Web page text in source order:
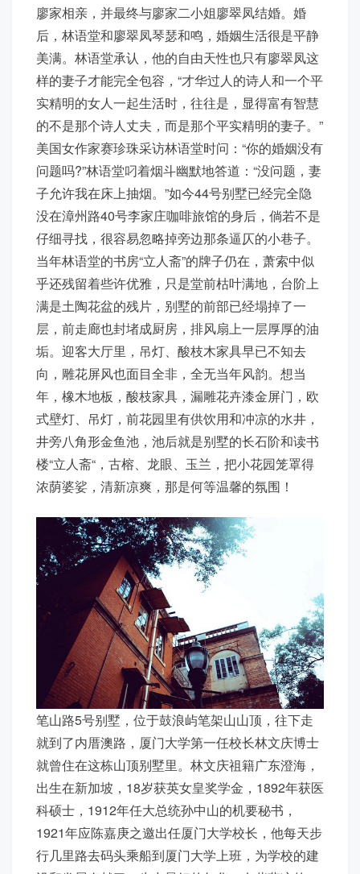
廖家相亲，并最终与廖家二小姐廖翠凤结婚。婚
后，林语堂和廖翠凤琴瑟和鸣，婚姻生活很是平静
美满。林语堂承认，他的自由天性也只有廖翠凤这
样的妻子才能完全包容，“才华过人的诗人和一个平
实精明的女人一起生活时，往往是，显得富有智慧
的不是那个诗人丈夫，而是那个平实精明的妻子。”
美国女作家赛珍珠采访林语堂时问：“你的婚姻没有
问题吗?”林语堂叼着烟斗幽默地答道：“没问题，妻
子允许我在床上抽烟。”如今44号别墅已经完全隐
没在漳州路40号李家庄咖啡旅馆的身后，倘若不是
仔细寻找，很容易忽略掉旁边那条逼仄的小巷子。
当年林语堂的书房“立人斋”的牌子仍在，萧索中似
乎还残留着些许优雅，只是堂前枯叶满地，台阶上
满是土陶花盆的残片，别墅的前部已经塌掉了一
层，前走廊也封堵成厨房，排风扇上一层厚厚的油
垢。迎客大厅里，吊灯、酸枝木家具早已不知去
向，雕花屏风也面目全非，全无当年风韵。想当
年，橡木地板，酸枝家具，漏雕花卉漆金屏门，欧
式壁灯、吊灯，前花园里有供饮用和冲凉的水井，
井旁八角形金鱼池，池后就是别墅的长石阶和读书
楼“立人斋“，古榕、龙眼、玉兰，把小花园笼罩得
浓荫婆娑，清新凉爽，那是何等温馨的氛围！
笔山路5号别墅，位于鼓浪屿笔架山山顶，往下走
就到了内厝澳路，厦门大学第一任校长林文庆博士
就曾住在这栋山顶别墅里。林文庆祖籍广东澄海，
出生在新加坡，18岁获英女皇奖学金，1892年获医
科硕士，1912年任大总统孙中山的机要秘书，
1921年应陈嘉庚之邀出任厦门大学校长，他每天步
行几里路去码头乘船到厦门大学上班，为学校的建